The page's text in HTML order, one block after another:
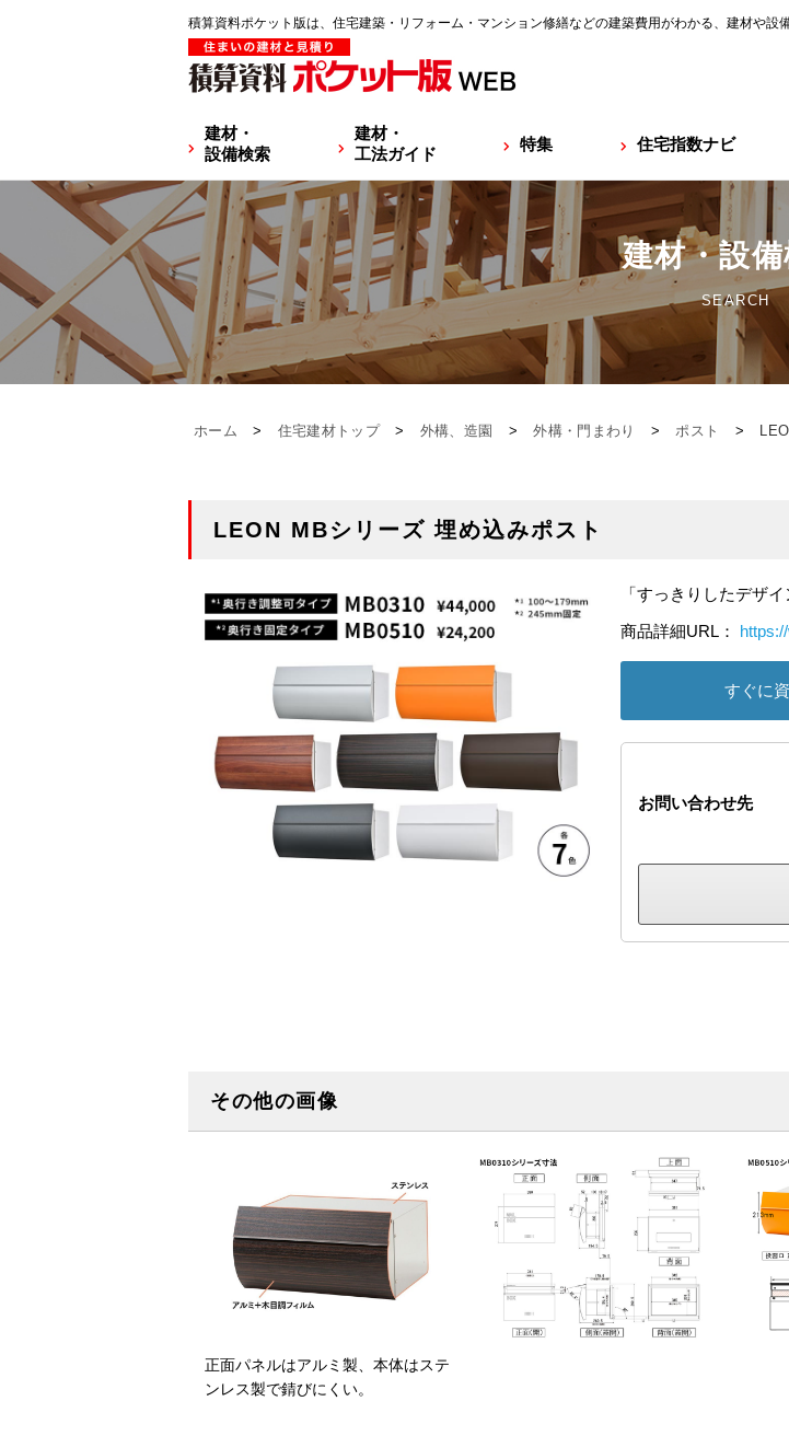
積算資料ポケット版は、住宅建築・リフォーム・マンション修繕などの建築費用がわかる、建材や設
建材・
設備検索
建材・
工法ガイド
特集 住宅指数ナビ
建材・設
SEARCH
ホーム > 住宅建材トップ > 外構、造園 > 外構・門まわり > ポスト >
LEON MBシリーズ 埋め込みポスト
「すっきりしたデザ
商品詳細URL：
すぐに
お問い合わせ先
その他の画像
正面パネルはアルミ製、本体はステ
ンレス製で錆びにくい。